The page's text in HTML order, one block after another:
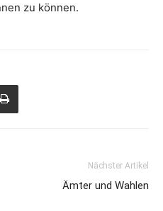
zu können.
Nächster Artikel
Ämter und Wahlen